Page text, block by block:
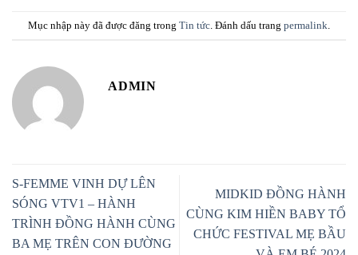
Mục nhập này đã được đăng trong Tin tức . Đánh dấu trang permalink
ADMIN
S-FEMME VINH DỰ LÊN
SÓNG VTV1 – HÀNH
TRÌNH ĐỒNG HÀNH CÙNG
BA MẸ TRÊN CON ĐƯỜNG
MIDKID ĐỒNG HÀNH
CÙNG KIM HIỀN BABY TỔ
CHỨC FESTIVAL MẸ BẦU